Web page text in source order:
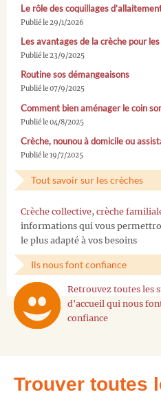
Le rôle des coquillages
Publié le 29/1/2026
Les avantages de la crèche pour
Publié le 23/9/2025
Routine sos démangeaisons
Publié le 07/9/2025
Comment bien aménager le coin
Publié le 04/8/2025
Crèche, nounou à domicile ou
Publié le 19/7/2025
Tout savoir sur les crèches
Crèche collective, crèche
informations qui vous
le plus adapté à vos besoins
Ils nous font confiance
Retrouvez toutes les
d'accueil qui nous
confiance
Trouver toutes